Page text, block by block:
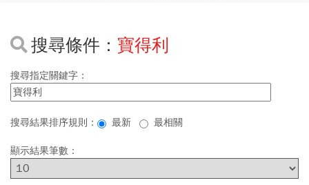
搜尋條件： 寶得利
搜尋指定關鍵字：
搜尋結果排序規則： 最新 最相關
顯示結果筆數：